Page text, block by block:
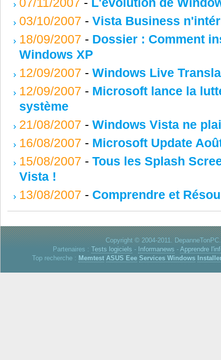
03/10/2007 - Vista Business
18/09/2007 - Dossier : Comment
Windows XP
12/09/2007 - Windows Live
12/09/2007 - Microsoft lance la
système
21/08/2007 - Windows Vista ne
16/08/2007 - Microsoft Update
15/08/2007 - Tous les Splash
Vista !
13/08/2007 - Comprendre et
Copyright © 2004-2011.
Partenaires : Tests logiciels - Informanews - Apprendre
Top recherche : Memtest ASUS Eee Services Windows